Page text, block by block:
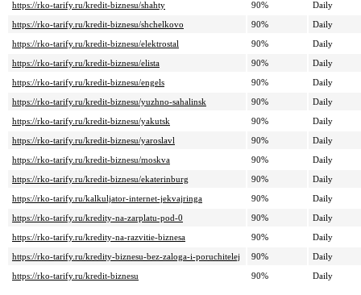
https://rko-tarify.ru/kredit-biznesu/shahty
90%
Daily
https://rko-tarify.ru/kredit-biznesu/shchelkovo
90%
Daily
https://rko-tarify.ru/kredit-biznesu/elektrostal
90%
Daily
https://rko-tarify.ru/kredit-biznesu/elista
90%
Daily
https://rko-tarify.ru/kredit-biznesu/engels
90%
Daily
https://rko-tarify.ru/kredit-biznesu/yuzhno-sahalinsk
90%
Daily
https://rko-tarify.ru/kredit-biznesu/yakutsk
90%
Daily
https://rko-tarify.ru/kredit-biznesu/yaroslavl
90%
Daily
https://rko-tarify.ru/kredit-biznesu/moskva
90%
Daily
https://rko-tarify.ru/kredit-biznesu/ekaterinburg
90%
Daily
https://rko-tarify.ru/kalkuljator-internet-jekvajringa
90%
Daily
https://rko-tarify.ru/kredity-na-zarplatu-pod-0
90%
Daily
https://rko-tarify.ru/kredity-na-razvitie-biznesa
90%
Daily
https://rko-tarify.ru/kredity-biznesu-bez-zaloga-i-poruchitelej
90%
Daily
https://rko-tarify.ru/kredit-biznesu
90% Daily